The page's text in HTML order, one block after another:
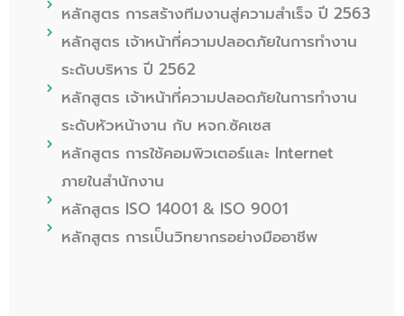
หลักสูตร การสร้างทีมงานสู่ความสำเร็จ ปี 2563
หลักสูตร เจ้าหน้าที่ความปลอดภัยในการทำงาน
ระดับบริหาร ปี 2562
หลักสูตร เจ้าหน้าที่ความปลอดภัยในการทำงาน
ระดับหัวหน้างาน กับ หจก.ซัคเซส
หลักสูตร การใช้คอมพิวเตอร์และ Internet
ภายในสำนักงาน
หลักสูตร ISO 14001 & ISO 9001
หลักสูตร การเป็นวิทยากรอย่างมืออาชีพ